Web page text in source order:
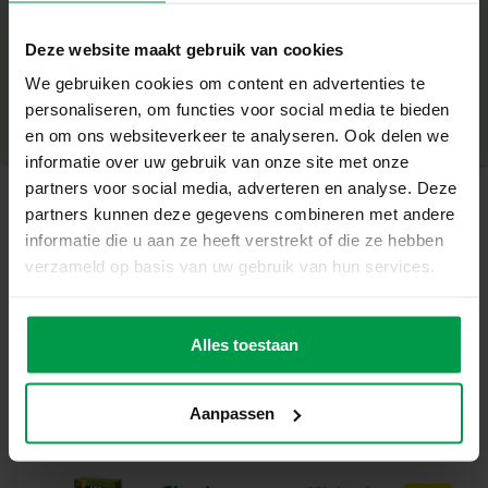
Deze website maakt gebruik van cookies
We gebruiken cookies om content en advertenties te
personaliseren, om functies voor social media te bieden
en om ons websiteverkeer te analyseren. Ook delen we
informatie over uw gebruik van onze site met onze
partners voor social media, adverteren en analyse. Deze
partners kunnen deze gegevens combineren met andere
informatie die u aan ze heeft verstrekt of die ze hebben
verzameld op basis van uw gebruik van hun services.
Alles toestaan
Aanpassen
– Moedigt aan om te experimenteren
Creëer Je Eigen Kristallen
Deze set biedt kinderen de mogelijkheid om op een leuke
en educatieve manier hun eigen kristallen te laten
groeien. Met de bijgeleverde aluin en stenen kunnen ze
experimenteren en zien hoe de kristallen langzaam vorm
krijgen. Het proces is eenvoudig te volgen dankzij de
duidelijke handleiding. Deze set is ideaal voor kinderen
die geïnteresseerd zijn in wetenschap en natuur. Het biedt
op een praktische en boeiende manier. Perfect om
kinderen bezig te houden en hun wetenschappelijke
nieuwsgierigheid te prikkelen.
– Groene, roze en witte steen
– Aluin
– Roerstokjes
Productnummer|
25115
Deel dit product
Gerelateerde producten
Nagel Studio
Minimale